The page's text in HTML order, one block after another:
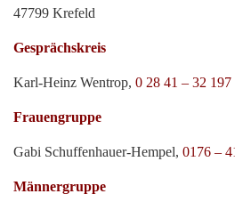
47799 Krefeld
Gesprächskreis
Karl-Heinz Wentrop, 0 28 41 – 32 197
Frauengruppe
Gabi Schuffenhauer-Hempel, 0176 –
Männergruppe